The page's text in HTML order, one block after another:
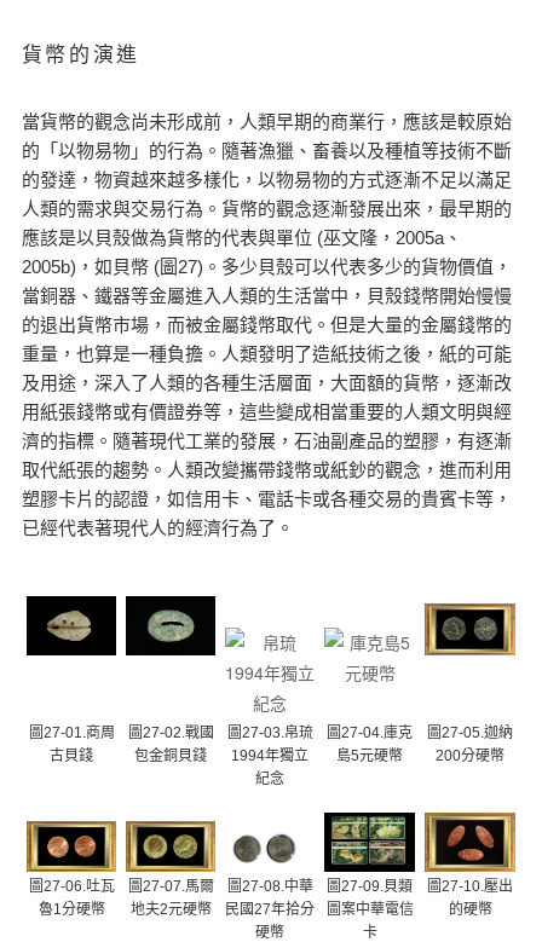
貨幣的演進
當貨幣的觀念尚未形成前，人類早期的商業行，應該是較原始
的「以物易物」的行為。隨著漁獵、畜養以及種植等技術不斷
的發達，物資越來越多樣化，以物易物的方式逐漸不足以滿足
人類的需求與交易行為。貨幣的觀念逐漸發展出來，最早期的
應該是以貝殼做為貨幣的代表與單位 (巫文隆，2005a、
2005b)，如貝幣 (圖27)。多少貝殼可以代表多少的貨物價值，
當銅器、鐵器等金屬進入人類的生活當中，貝殼錢幣開始慢慢
的退出貨幣市場，而被金屬錢幣取代。但是大量的金屬錢幣的
重量，也算是一種負擔。人類發明了造紙技術之後，紙的可能
及用途，深入了人類的各種生活層面，大面額的貨幣，逐漸改
用紙張錢幣或有價證券等，這些變成相當重要的人類文明與經
濟的指標。隨著現代工業的發展，石油副產品的塑膠，有逐漸
取代紙張的趨勢。人類改變攜帶錢幣或紙鈔的觀念，進而利用
塑膠卡片的認證，如信用卡、電話卡或各種交易的貴賓卡等，
已經代表著現代人的經濟行為了。
圖27-01.商周
古貝錢
圖27-02.戰國
包金銅貝錢
圖27-03.帛琉
1994年獨立
紀念
圖27-04.庫克
島5元硬幣
圖27-05.迦納
200分硬幣
圖27-06.吐瓦
魯1分硬幣
圖27-07.馬爾
地夫2元硬幣
圖27-08.中華
民國27年拾分
硬幣
圖27-09.貝類
圖案中華電信
卡
圖27-10.壓出
的硬幣